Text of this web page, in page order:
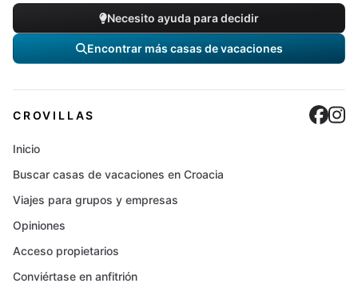
Necesito ayuda para decidir
Encontrar más casas de vacaciones
CROVILLAS
Inicio
Buscar casas de vacaciones en Croacia
Viajes para grupos y empresas
Opiniones
Acceso propietarios
Conviértase en anfitrión